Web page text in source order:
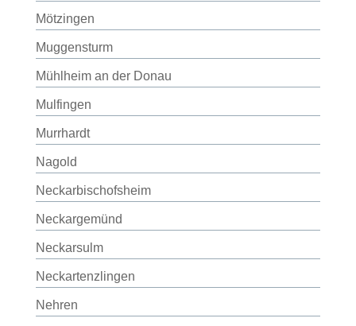
Mötzingen
Muggensturm
Mühlheim an der Donau
Mulfingen
Murrhardt
Nagold
Neckarbischofsheim
Neckargemünd
Neckarsulm
Neckartenzlingen
Nehren